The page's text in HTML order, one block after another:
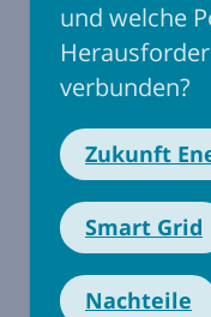
und welche
verbunden?
Zukunft
Smart Grid
Nachteile